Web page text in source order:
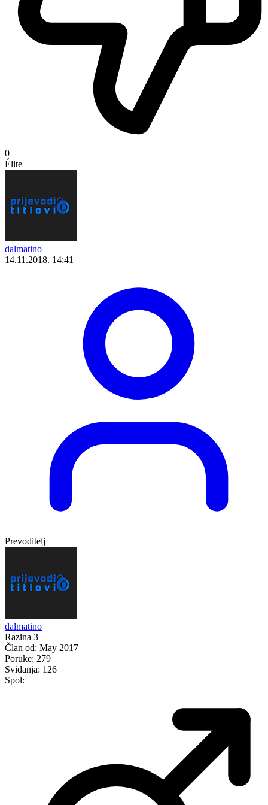
0
Élite
dalmatino
14.11.2018. 14:41
Prevoditelj
dalmatino
Razina 3
Član od: May 2017
Poruke: 279
Sviđanja: 126
Spol: